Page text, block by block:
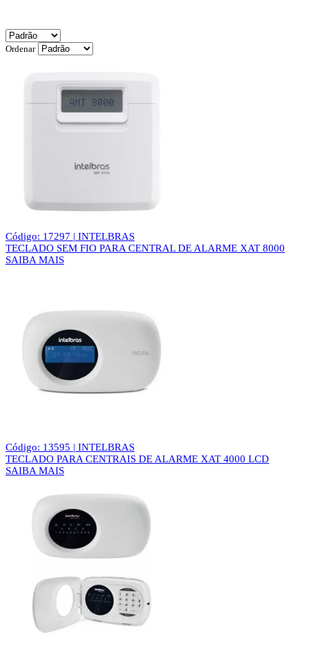
Ordenar
Código: 17297 | INTELBRAS
TECLADO SEM FIO PARA CENTRAL DE ALARME XAT 8000
SAIBA MAIS
Código: 13595 | INTELBRAS
TECLADO PARA CENTRAIS DE ALARME XAT 4000 LCD
SAIBA MAIS